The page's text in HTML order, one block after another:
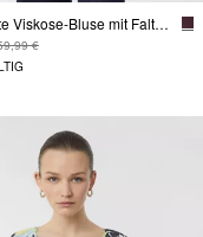
Satinierte Viskose-Bluse mit Faltendetails
€